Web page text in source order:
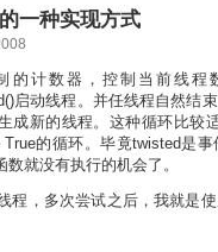
一种实现方式
的计数器，控制当前线程
启动线程。并任线程自然结
成新的线程。这种循环比较
的循环。毕竟twisted是
就没有执行的机会了。
程，多次尝试之后，我就是